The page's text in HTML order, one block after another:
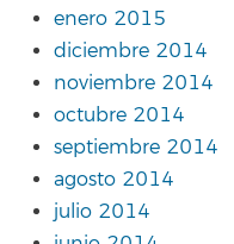
enero 2015
diciembre 2014
noviembre 2014
octubre 2014
septiembre 2014
agosto 2014
julio 2014